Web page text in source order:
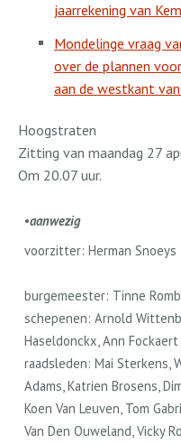
jaarrekening van
Mondelinge vraag
over de plannen
aan de westkant
Hoogstraten
Zitting van maandag 27
Om 20.07 uur.
•aanwezig
voorzitter: Herman Snoeys
burgemeester: Tinne
schepenen: Arnold
Haseldonckx, Ann
raadsleden: Mai Sterkens,
Adams, Katrien Brosens,
Koen Van Leuven, Tom
Van Den Ouweland, Vicky